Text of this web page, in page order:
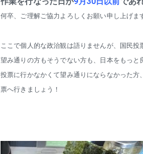
何卒、ご理解ご協力よろしくお願い申し上げま
ここで個人的な政治観は語りませんが、国民
望み通りの方もそうでない方も、日本をもっ
投票に行かなかくて望み通りにならなかった
票へ行きましょう！